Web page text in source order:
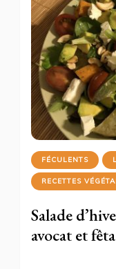
FÉCULENTS
RECETTES
Salade
avocat et fêta